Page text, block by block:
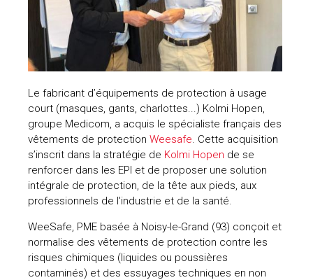
Le fabricant d’équipements de protection à usage
court (masques, gants, charlottes...) Kolmi Hopen,
groupe Medicom, a acquis le spécialiste français des
vêtements de protection Weesafe . Cette acquisition
s’inscrit dans la stratégie de Kolmi Hopen de se
renforcer dans les EPI et de proposer une solution
intégrale de protection, de la tête aux pieds, aux
professionnels de l'industrie et de la santé.
WeeSafe, PME basée à Noisy-le-Grand (93) conçoit et
normalise des vêtements de protection contre les
risques chimiques (liquides ou poussières
contaminés) et des essuyages techniques en non